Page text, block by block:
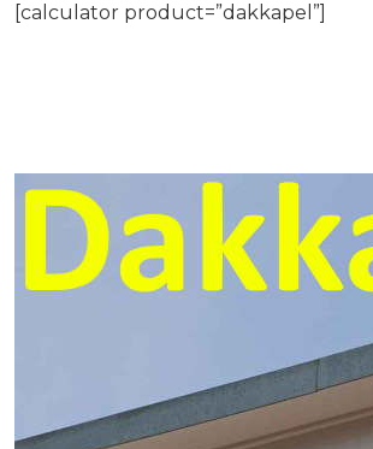
[calculator product=”dakkapel”]